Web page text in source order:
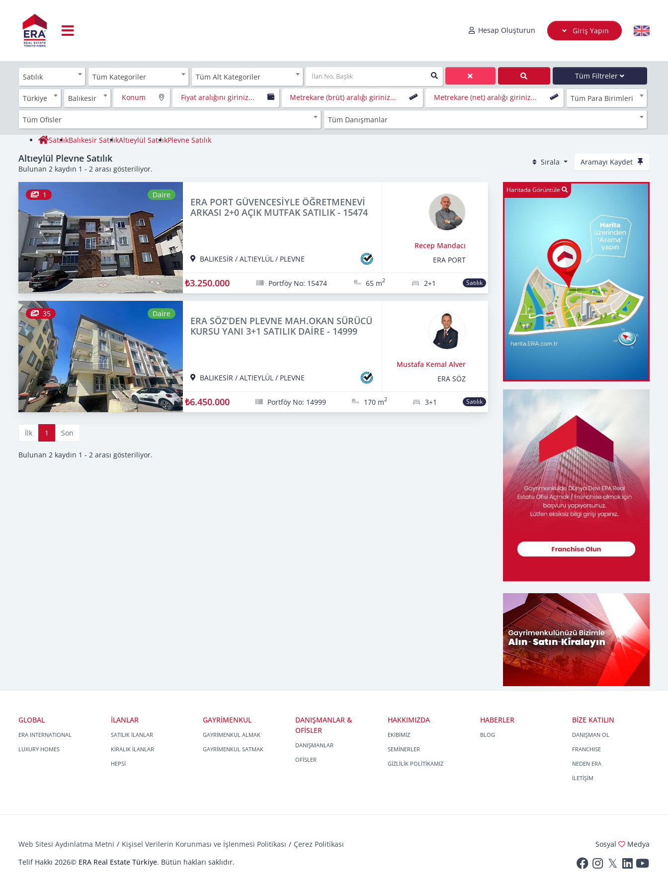
Hesap Oluşturun Giriş Yapın
Satılık Tüm Kategoriler Tüm Alt Kategoriler Tüm Filtreler
Türkiye Balıkesir Konum Fiyat aralığını giriniz... Metrekare (brüt) aralığı giriniz... Metrekare (net) aralığı giriniz... Tüm Para Birimleri
Tüm Ofisler Tüm Danışmanlar
SatılıkBalıkesir SatılıkAltıeylül SatılıkPlevne Satılık
Altıeylül Plevne Satılık
Bulunan 2 kaydın 1 - 2 arası gösteriliyor.
Sırala Aramayı Kaydet
1 Daire
ERA PORT GÜVENCESİYLE ÖĞRETMENEVİ
ARKASI 2+0 AÇIK MUTFAK SATILIK - 15474
BALIKESİR / ALTIEYLÜL / PLEVNE
Recep Mandacı
ERA PORT
₺3.250.000 Portföy No: 15474 65 m2 2+1 Satılık
35 Daire
ERA SÖZ'DEN PLEVNE MAH.OKAN SÜRÜCÜ
KURSU YANI 3+1 SATILIK DAİRE - 14999
BALIKESİR / ALTIEYLÜL / PLEVNE
Mustafa Kemal Alver
ERA SÖZ
₺6.450.000 Portföy No: 14999 170 m2 3+1 Satılık
İlk 1 Son
Bulunan 2 kaydın 1 - 2 arası gösteriliyor.
Haritada Görüntüle
GLOBAL
ERA INTERNATIONAL
LUXURY HOMES
İLANLAR
SATILIK İLANLAR
KİRALIK İLANLAR
HEPSİ
GAYRİMENKUL
GAYRİMENKUL ALMAK
GAYRİMENKUL SATMAK
DANIŞMANLAR &
OFİSLER
DANIŞMANLAR
OFİSLER
HAKKIMIZDA
EKİBİMİZ
SEMİNERLER
GİZLİLİK POLİTİKAMIZ
HABERLER
BLOG
BİZE KATILIN
DANIŞMAN OL
FRANCHISE
NEDEN ERA
İLETİŞİM
Web Sitesi Aydınlatma Metni Kişisel Verilerin Korunması ve İşlenmesi Politikası
Çerez Politikası
Telif Hakkı 2026© ERA Real Estate Türkiye. Bütün hakları saklıdır.
Sosyal Medya